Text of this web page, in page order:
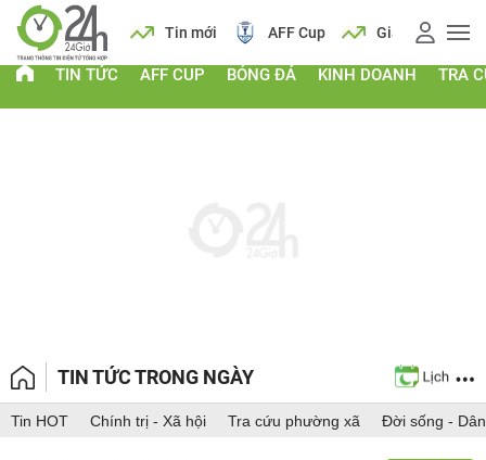
Lịch Tin mới AFF Cup Giá vàng
TIN TỨC AFF CUP BÓNG ĐÁ KINH DOANH TRA
TIN TỨC TRONG NGÀY
Tin HOT Chính trị - Xã hội Tra cứu phường xã Đời sống -